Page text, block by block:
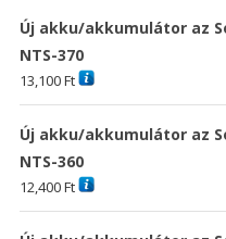
Új akku/akkumulátor az
NTS-370
13,100Ft
Új akku/akkumulátor az
NTS-360
12,400Ft